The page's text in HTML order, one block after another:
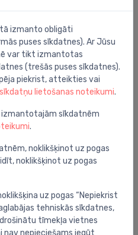
dark
arī interesēt
izmanto obligāti
puses sīkdatnes). Ar Jūsu
var tikt izmantotas
(trešās puses sīkdatnes).
piekrist, atteikties vai
sīkdatņu lietošanas noteikumi.
sīkdatnēm
.
noklikšķinot uz pogas
noklikšķinot uz pogas
uz pogas “Nepiekrist
tehniskās sīkdatnes,
tīmekļa vietnes
nav nepieciešams iegūt